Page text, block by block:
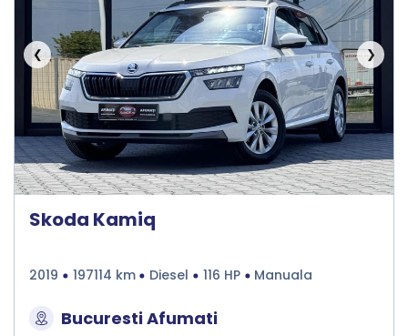
❮ ❯
Skoda Kamiq
2019 197114 km Diesel 116 HP Manuala
Bucuresti Afumati